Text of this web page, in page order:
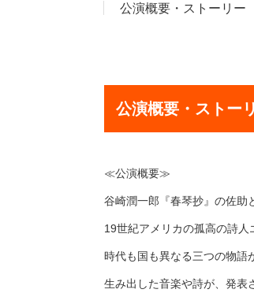
公演概要・ストーリー
公演概要・ストー
≪公演概要≫
谷崎潤一郎『春琴抄』の佐助
19世紀アメリカの孤高の詩人
時代も国も異なる三つの物語
生み出した音楽や詩が、発表